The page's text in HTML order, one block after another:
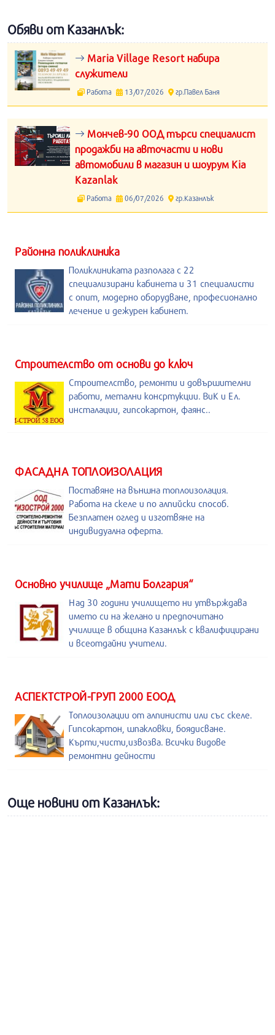
Обяви от Казанлък:
Maria Village Resort набира
служители
Работа 13/07/2026 гр.Павел Баня
Мончев-90 ООД търси специалист
продажби на авточасти и нови
автомобили в магазин и шоурум Kia
Kazanlak
Работа 06/07/2026 гр.Казанлък
Районна поликлиника
Поликлиниката разполага с 22
специализирани кабинета и 31 специалисти
с опит, модерно оборудване, професионално
лечение и дежурен кабинет.
Строителство от основи до ключ
Строителство, ремонти и довършителни
работи, метални консртукции. ВиК и Ел.
инсталации, гипсокартон, фаянс..
ФАСАДНА ТОПЛОИЗОЛАЦИЯ
Поставяне на външна топлоизолация.
Работа на скеле и по алпийски способ.
Безплатен оглед и изготвяне на
индивидуална оферта.
Основно училище „Мати Болгария“
Над 30 години училището ни утвърждава
името си на желано и предпочитано
училище в община Казанлък с квалифицирани
и всеотдайни учители.
АСПЕКТСТРОЙ-ГРУП 2000 ЕООД
Топлоизолации от алпинисти или със скеле.
Гипсокартон, шпакловки, боядисване.
Кърти,чисти,извозва. Всички видове
ремонтни дейности
Още новини от Казанлък: